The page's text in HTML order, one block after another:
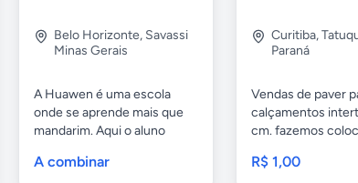
Belo Horizonte, Savassi
Minas Gerais
A Huawen é uma escola
onde se aprende mais que
mandarim. Aqui o aluno
A combinar
Curitiba,
Paraná
Vendas de paver
calçamentos
cm. fazemos
R$ 1,00